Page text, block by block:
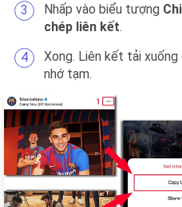
Nhấp vào biểu tượng
chép liên kết.
Xong. Liên kết tải
nhớ tạm.